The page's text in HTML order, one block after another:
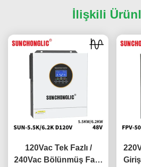
İlişkili
120Vac Tek Fazlı /
240Vac Bölünmüş Fazlı